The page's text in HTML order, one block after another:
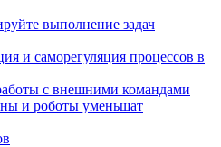
выполнение задач
и саморегуляция процессов в
с внешними командами
и роботы уменьшат